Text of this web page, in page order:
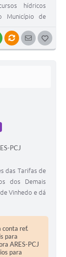
BAIXARVÍNCULOS
SEGUIR
hídricos
Município de
e dá outras
PCJ
das Tarifas de
dos Demais
Vinhedo e dá
conta ref.
para
ARES-PCJ
para